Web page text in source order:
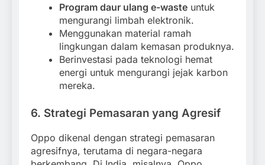
Program daur ulang e-waste untuk
mengurangi limbah elektronik.
Menggunakan material ramah
lingkungan dalam kemasan produknya.
Berinvestasi pada teknologi hemat
energi untuk mengurangi jejak karbon
mereka.
6. Strategi Pemasaran yang Agresif
Oppo dikenal dengan strategi pemasaran
agresifnya, terutama di negara-negara